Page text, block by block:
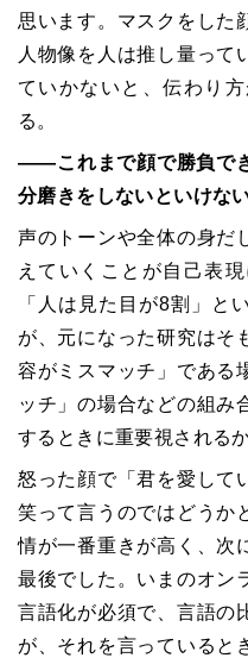
思います。マスクをした
人物像を人は推し量って
ていかないと、伝わり
る。
――これまで顔で勝負で
分磨きをしないといけな
声のトーンや全体の身だ
えていくことが自己表
「人は見た目が8割」と
が、元になった研究はそ
容がミスマッチ」である
ッチ」の場合などの組み
するときに重要視される
怒った顔で「君を愛して
笑って言うのではどうか
情が一番重きが高く、次
最後でした。いまのオン
言語化が必須で、言語の
が、それを言っていると